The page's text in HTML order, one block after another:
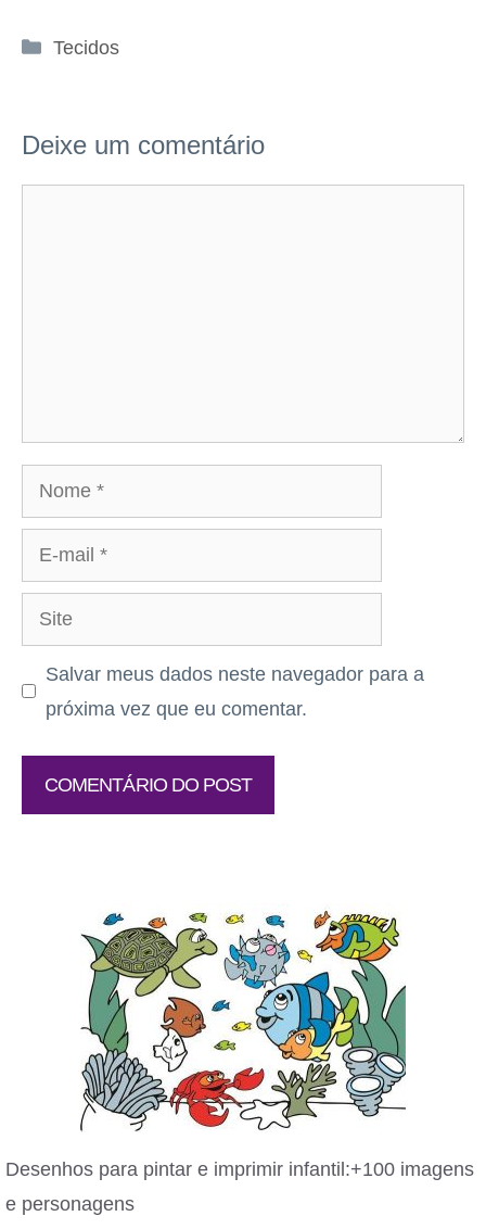
Categorias
Tecidos
Deixe um comentário
Nome
mail
Site
Salvar meus dados neste navegador para a
próxima vez que eu comentar.
Desenhos para pintar e imprimir infantil:+100 imagens
e personagens